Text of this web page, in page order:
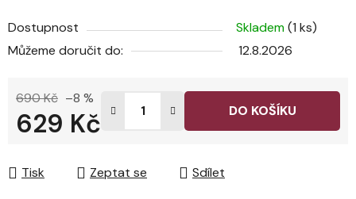
Dostupnost Skladem(1 ks)
Můžeme doručit do:
12.8.2026
690 Kč –8 %
629 Kč DO KOŠÍKU
Tisk Zeptat se Sdílet